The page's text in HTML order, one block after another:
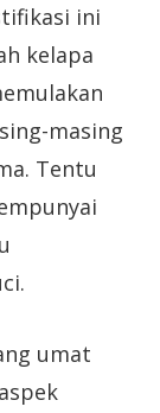
ini
kelapa
masing
Tentu
umat